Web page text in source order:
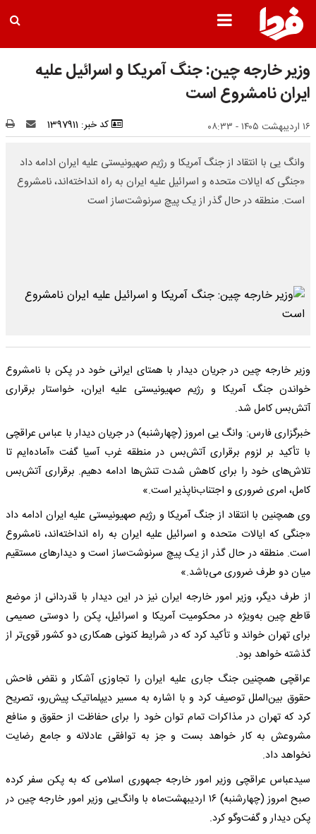
وزیر خارجه چین: جنگ آمریکا و اسرائیل علیه
ایران نامشروع است
۱۶ اردیبهشت ۱۴۰۵ - ۰۸:۳۳ کد خبر: 1397911
وانگ‌ یی با انتقاد از جنگ آمریکا و رژیم صهیونیستی علیه ایران ادامه داد
«جنگی که ایالات متحده و اسرائیل علیه ایران به راه انداخته‌اند، نامشروع
است. منطقه در حال گذر از یک پیچ سرنوشت‌ساز است
وزیر خارجه چین در جریان دیدار با همتای ایرانی خود در پکن با نامشروع
خواندن جنگ آمریکا و رژیم صهیونیستی علیه ایران، خواستار برقراری
آتش‌بس کامل شد.
خبرگزاری فارس: وانگ‌ یی امروز (چهارشنبه) در جریان دیدار با عباس عراقچی
با تأکید بر لزوم برقراری آتش‌بس در منطقه غرب آسیا گفت «آماده‌ایم تا
تلاش‌های خود را برای کاهش شدت تنش‌ها ادامه دهیم. برقراری آتش‌بس
کامل، امری ضروری و اجتناب‌ناپذیر است.»
وی همچنین با انتقاد از جنگ آمریکا و رژیم صهیونیستی علیه ایران ادامه داد
«جنگی که ایالات متحده و اسرائیل علیه ایران به راه انداخته‌اند، نامشروع
است. منطقه در حال گذر از یک پیچ سرنوشت‌ساز است و دیدارهای مستقیم
میان دو طرف ضروری می‌باشد.»
از طرف دیگر، وزیر امور خارجه ایران نیز در این دیدار با قدردانی از موضع
قاطع چین به‌ویژه در محکومیت آمریکا و اسرائیل، پکن را دوستی صمیمی
برای تهران خواند و تأکید کرد که در شرایط کنونی همکاری دو کشور قوی‌تر از
گذشته خواهد بود.
عراقچی همچنین جنگ جاری علیه ایران را تجاوزی آشکار و نقض فاحش
حقوق بین‌الملل توصیف کرد و با اشاره به مسیر دیپلماتیک پیش‌رو، تصریح
کرد که تهران در مذاکرات تمام توان خود را برای حفاظت از حقوق و منافع
مشروعش به کار خواهد بست و جز به توافقی عادلانه و جامع رضایت
نخواهد داد.
سیدعباس عراقچی وزیر امور خارجه جمهوری اسلامی که به پکن سفر کرده
صبح امروز (چهارشنبه) ۱۶ اردیبهشت‌ماه با وانگ‌یی وزیر امور خارجه چین در
پکن دیدار و گفت‌وگو کرد.